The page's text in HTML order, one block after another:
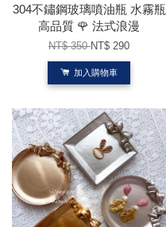
304不鏽鋼玻璃噴油瓶 水霧瓶
高品質 🌹 法式浪漫
NT$ 350NT$ 290
加入購物車